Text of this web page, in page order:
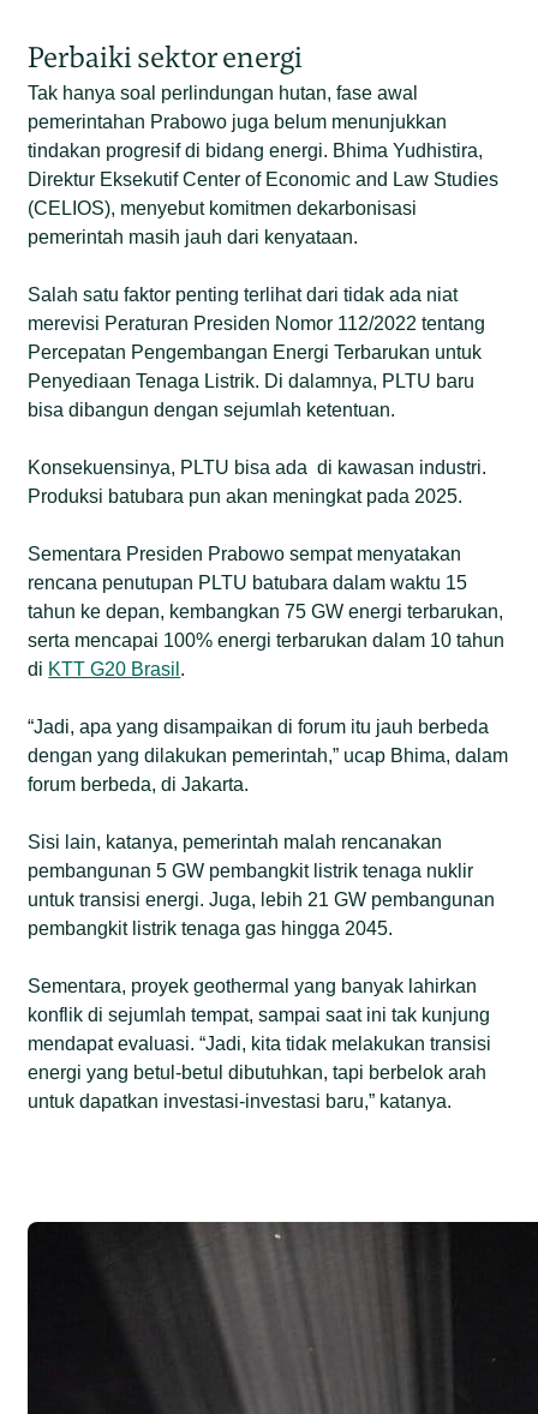
Perbaiki sektor energi
Tak hanya soal perlindungan hutan, fase awal
pemerintahan Prabowo juga belum menunjukkan
tindakan progresif di bidang energi. Bhima Yudhistira,
Direktur Eksekutif Center of Economic and Law Studies
(CELIOS), menyebut komitmen dekarbonisasi
pemerintah masih jauh dari kenyataan.
Salah satu faktor penting terlihat dari tidak ada niat
merevisi Peraturan Presiden Nomor 112/2022 tentang
Percepatan Pengembangan Energi Terbarukan untuk
Penyediaan Tenaga Listrik. Di dalamnya, PLTU baru
bisa dibangun dengan sejumlah ketentuan.
Konsekuensinya, PLTU bisa ada di kawasan industri.
Produksi batubara pun akan meningkat pada 2025.
Sementara Presiden Prabowo sempat menyatakan
rencana penutupan PLTU batubara dalam waktu 15
tahun ke depan, kembangkan 75 GW energi terbarukan,
serta mencapai 100% energi terbarukan dalam 10 tahun
di KTT G20 Brasil .
“Jadi, apa yang disampaikan di forum itu jauh berbeda
dengan yang dilakukan pemerintah,” ucap Bhima, dalam
forum berbeda, di Jakarta.
Sisi lain, katanya, pemerintah malah rencanakan
pembangunan 5 GW pembangkit listrik tenaga nuklir
untuk transisi energi. Juga, lebih 21 GW pembangunan
pembangkit listrik tenaga gas hingga 2045.
Sementara, proyek geothermal yang banyak lahirkan
konflik di sejumlah tempat, sampai saat ini tak kunjung
mendapat evaluasi. “Jadi, kita tidak melakukan transisi
energi yang betul-betul dibutuhkan, tapi berbelok arah
untuk dapatkan investasi-investasi baru,” katanya.